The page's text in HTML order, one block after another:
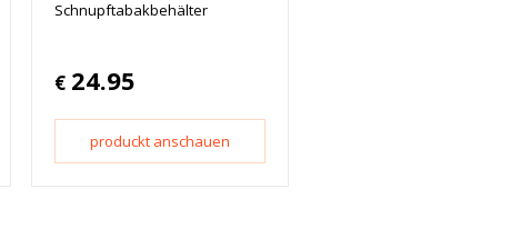
Schnupftabakbehälter
€ 24.95
produckt anschauen